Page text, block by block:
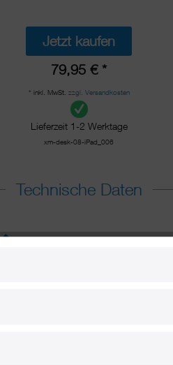
Jetzt kaufen
79,95 € *
* inkl. MwSt. zzgl. Versandkosten
Lieferzeit 1-2 Werktage
xm-desk-08-iPad_006
Technische Daten